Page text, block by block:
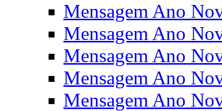
Mensagem Ano
Mensagem Ano
Mensagem Ano
Mensagem Ano
Mensagem Ano